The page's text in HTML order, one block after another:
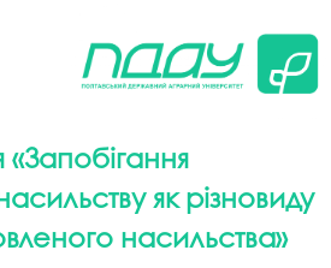
вмісту
«Запобігання
як різновиду
насильства»